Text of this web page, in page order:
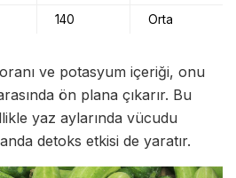
140 Orta
ve potasyum içeriği, onu
ön plana çıkarır. Bu
yaz aylarında vücudu
detoks etkisi de yaratır.